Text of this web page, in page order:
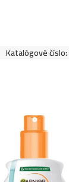
Katalógové číslo: